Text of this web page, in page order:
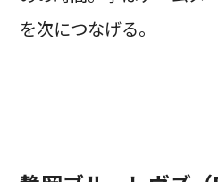
を次につなげる。